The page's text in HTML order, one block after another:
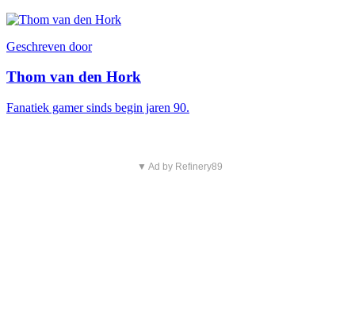
Geschreven door
Thom van den Hork
Fanatiek gamer sinds begin jaren 90.
▼ Ad by Refinery89